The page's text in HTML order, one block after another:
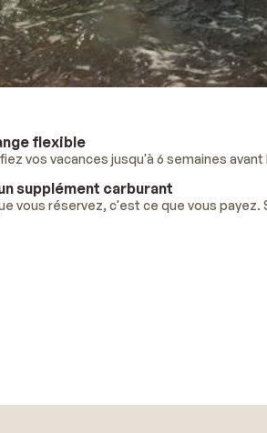
flexible
vos vacances jusqu'à 6 semaines
supplément carburant
vous réservez, c'est ce que vous payez.